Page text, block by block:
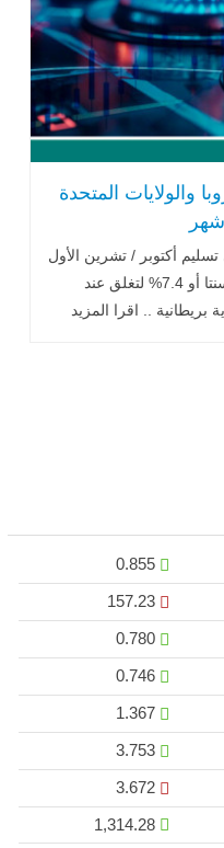
والولايات المتحدة
تسليم أكتوبر / تشرين الأول
في بورصة نيويورك التجارية 17.9 سنتا أو 7.4% لتغلق عند
0.855
157.23
0.780
0.746
1.367
3.753
3.672
1,314.28